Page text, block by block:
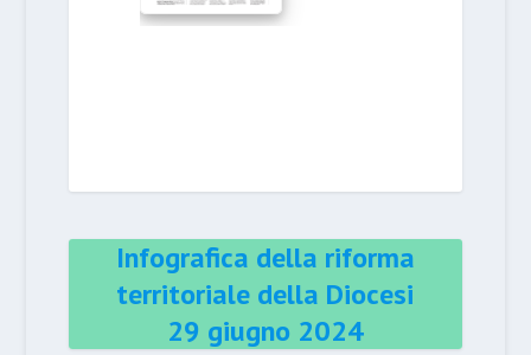
Infografica della riforma
territoriale della Diocesi
29 giugno 2024